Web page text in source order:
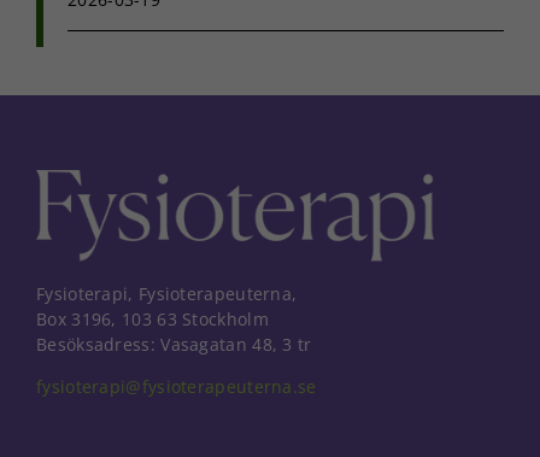
Fysioterapi, Fysioterapeuterna,
Box 3196, 103 63 Stockholm
Besöksadress: Vasagatan 48, 3 tr
fysioterapi@fysioterapeuterna.se